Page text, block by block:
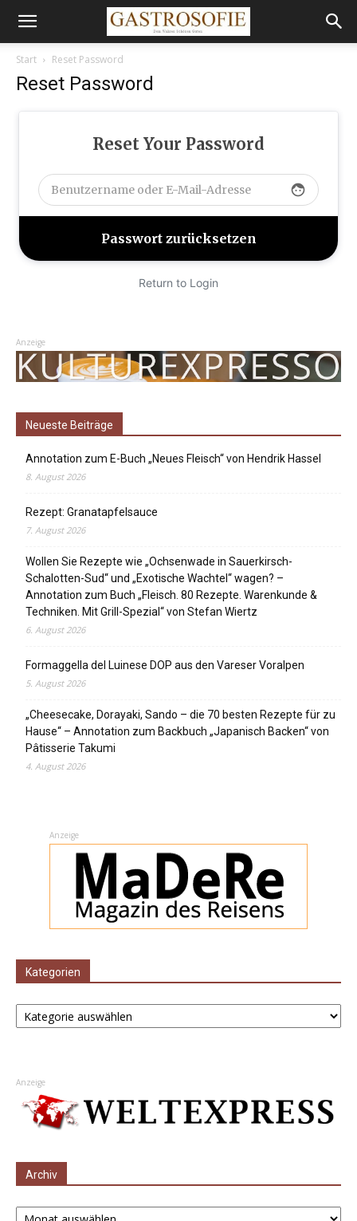
Start Reset Password
Reset Password
Reset Your Password
face
Return to Login
Anzeige
Neueste Beiträge
Annotation zum E-Buch „Neues Fleisch“ von Hendrik Hassel
8. August 2026
Rezept: Granatapfelsauce
7. August 2026
Wollen Sie Rezepte wie „Ochsenwade in Sauerkirsch-
Schalotten-Sud“ und „Exotische Wachtel“ wagen? –
Annotation zum Buch „Fleisch. 80 Rezepte. Warenkunde &
Techniken. Mit Grill-Spezial“ von Stefan Wiertz
6. August 2026
Formaggella del Luinese DOP aus den Vareser Voralpen
5. August 2026
„Cheesecake, Dorayaki, Sando – die 70 besten Rezepte für zu
Hause“ – Annotation zum Backbuch „Japanisch Backen“ von
Pâtisserie Takumi
4. August 2026
Anzeige
Kategorien
Kategorien
Anzeige
Archiv
Archiv